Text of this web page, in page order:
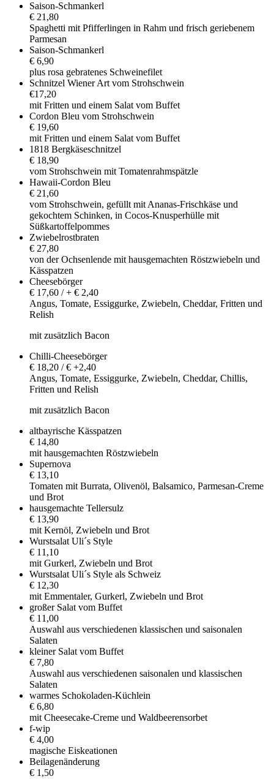
Saison-Schmankerl
€ 21,80
Spaghetti mit Pfifferlingen in Rahm und frisch geriebenem
Parmesan
Saison-Schmankerl
€ 6,90
plus rosa gebratenes Schweinefilet
Schnitzel Wiener Art vom Strohschwein
€17,20
mit Fritten und einem Salat vom Buffet
Cordon Bleu vom Strohschwein
€ 19,60
mit Fritten und einem Salat vom Buffet
1818 Bergkäseschnitzel
€ 18,90
vom Strohschwein mit Tomatenrahmspätzle
Hawaii-Cordon Bleu
€ 21,60
vom Strohschwein, gefüllt mit Ananas-Frischkäse und
gekochtem Schinken, in Cocos-Knusperhülle mit
Süßkartoffelpommes
Zwiebelrostbraten
€ 27,80
von der Ochsenlende mit hausgemachten Röstzwiebeln und
Kässpatzen
Cheesebörger
€ 17,60 / + € 2,40
Angus, Tomate, Essiggurke, Zwiebeln, Cheddar, Fritten und
Relish
mit zusätzlich Bacon
Chilli-Cheesebörger
€ 18,20 / € +2,40
Angus, Tomate, Essiggurke, Zwiebeln, Cheddar, Chillis,
Fritten und Relish
mit zusätzlich Bacon
altbayrische Kässpatzen
€ 14,80
mit hausgemachten Röstzwiebeln
Supernova
€ 13,10
Tomaten mit Burrata, Olivenöl, Balsamico, Parmesan-Creme
und Brot
hausgemachte Tellersulz
€ 13,90
mit Kernöl, Zwiebeln und Brot
Wurstsalat Uli´s Style
€ 11,10
mit Gurkerl, Zwiebeln und Brot
Wurstsalat Uli´s Style als Schweiz
€ 12,30
mit Emmentaler, Gurkerl, Zwiebeln und Brot
großer Salat vom Buffet
€ 11,00
Auswahl aus verschiedenen klassischen und saisonalen
Salaten
kleiner Salat vom Buffet
€ 7,80
Auswahl aus verschiedenen saisonalen und klassischen
Salaten
warmes Schokoladen-Küchlein
€ 6,80
mit Cheesecake-Creme und Waldbeerensorbet
f-wip
€ 4,00
magische Eiskeationen
Beilagenänderung
€ 1,50